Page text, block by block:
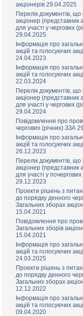
акціонерів 29.04.2025
Перелік документів,
акціонер (представник
для участі у чергових
29.04.2025
Інформація про
акцій та голосуючих
24.04.2023
Інформація про
акцій та голосуючих
22.03.2024
Перелік документів,
акціонер (представник
для участі у чергових
29.04.2024
Повідомлення про
чергових (річних) ЗЗА
Інформація про
акцій та голосуючих
26.12.2023
Перелік документів,
акціонер (представник
для участі у
29.12.2023
Проекти рішень з
до порядку денного
Загальних зборах
15.04.2021
Повідомлення про
Загальних зборів
15.04.2021
Інформація про
акцій та голосуючих
24.03.2025
Проекти рішень з
до порядку денного
Загальних зборах
12.12.2022
Інформація про
акцій та голосуючих
09.04.2020